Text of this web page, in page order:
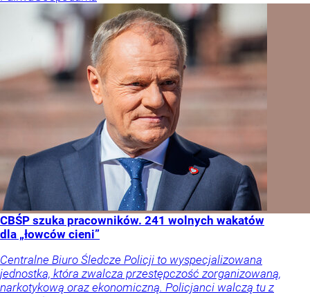
CBŚP szuka pracowników. 241 wolnych wakatów
dla „łowców cieni”
Centralne Biuro Śledcze Policji to wyspecjalizowana
jednostka, która zwalcza przestępczość zorganizowaną,
narkotykową oraz ekonomiczną. Policjanci walczą tu z